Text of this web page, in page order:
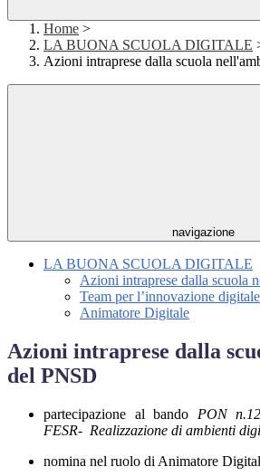
Home >
LA BUONA SCUOLA DIGITALE
Azioni intraprese dalla scuola
navigazione
LA BUONA SCUOLA DIGITALE
Azioni intraprese dalla scuola
Team per l’innovazione digitale
Animatore Digitale
Azioni intraprese dalla
del PNSD
partecipazione al bando PON
FESR- Realizzazione di ambienti
nomina nel ruolo di Animatore